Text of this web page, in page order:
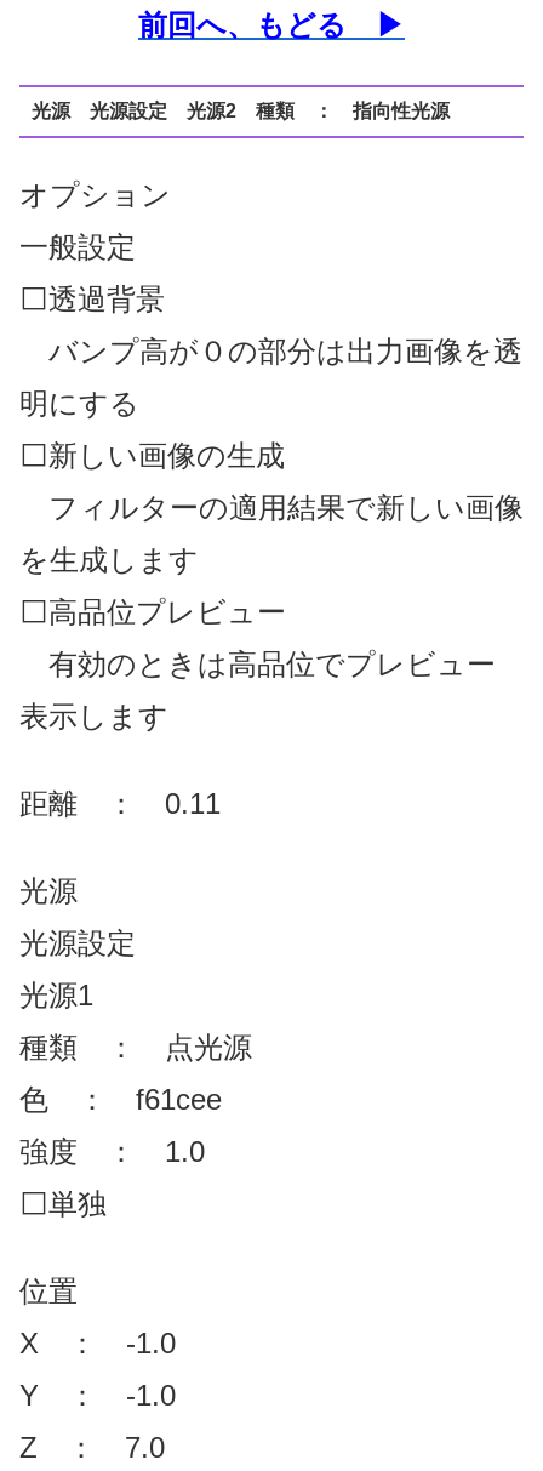
前回へ、もどる ▶
光源 光源設定 光源2 種類 ： 指向性光源
オプション
一般設定
⬜透過背景
バンプ高が０の部分は出力画像を透
明にする
⬜新しい画像の生成
フィルターの適用結果で新しい画像
を生成します
⬜高品位プレビュー
有効のときは高品位でプレビュー
表示します
距離 ： 0.11
光源
光源設定
光源1
種類 ： 点光源
色 ： f61cee
強度 ： 1.0
⬜単独
位置
X ： -1.0
Y ： -1.0
Z ： 7.0